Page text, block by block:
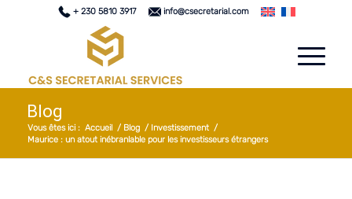
+ 230 5810 3917 info@csecretarial.com
Blog
Vous êtes ici : Accueil / Blog / Investissement /
Maurice : un atout inébranlable pour les investisseurs étrangers